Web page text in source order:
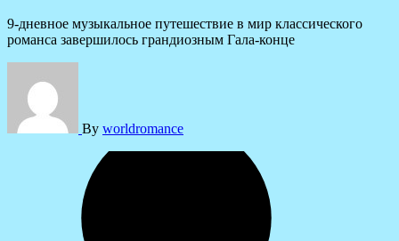
9-дневное музыкальное путешествие в мир классического
романса завершилось грандиозным Гала-конце
By worldromance